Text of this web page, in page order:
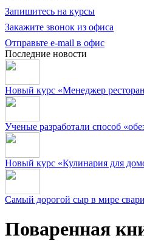
Запишитесь на курсы
Закажите звонок из офиса
Отправьте e-mail в офис
Последние новости
Новый курс «Менеджер
Ученые разработали способ
Новый курс «Кулинария для
Самый дорогой сыр в мире
Поваренная